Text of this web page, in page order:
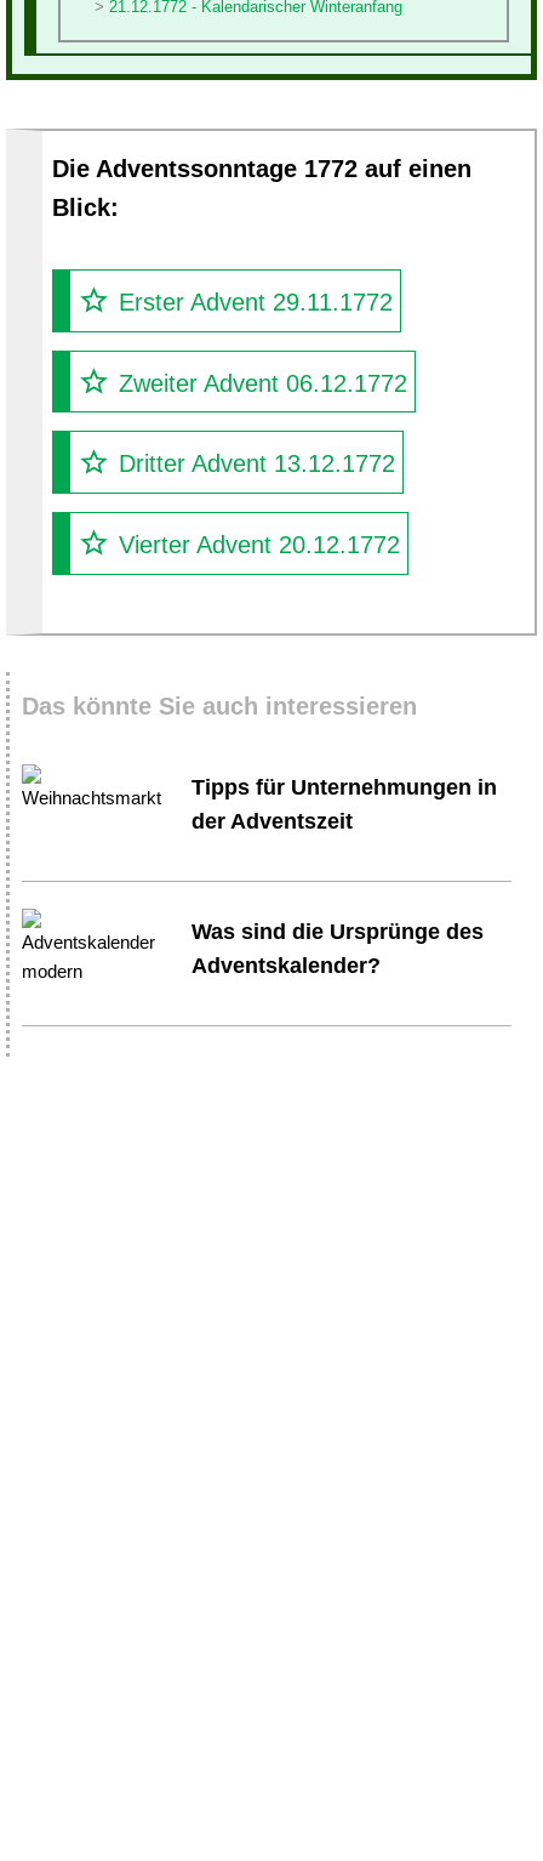
21.12.1772 - Kalendarischer Winteranfang
Die Adventssonntage 1772 auf einen
Blick:
Erster Advent 29.11.1772
Zweiter Advent 06.12.1772
Dritter Advent 13.12.1772
Vierter Advent 20.12.1772
Das könnte Sie auch interessieren
Tipps für Unternehmungen in
der Adventszeit
Was sind die Ursprünge des
Adventskalender?